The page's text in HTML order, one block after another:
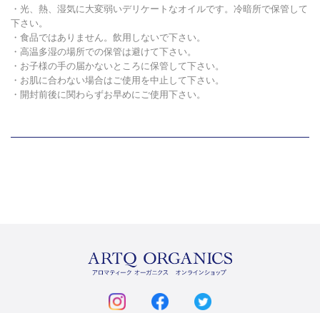
・光、熱、湿気に大変弱いデリケートなオイルです。冷暗所で保管して
下さい。
・食品ではありません。飲用しないで下さい。
・高温多湿の場所での保管は避けて下さい。
・お子様の手の届かないところに保管して下さい。
・お肌に合わない場合はご使用を中止して下さい。
・開封前後に関わらずお早めにご使用下さい。
ARTQ